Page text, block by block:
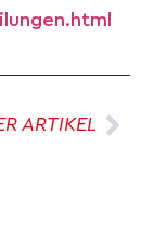
ARTIKEL